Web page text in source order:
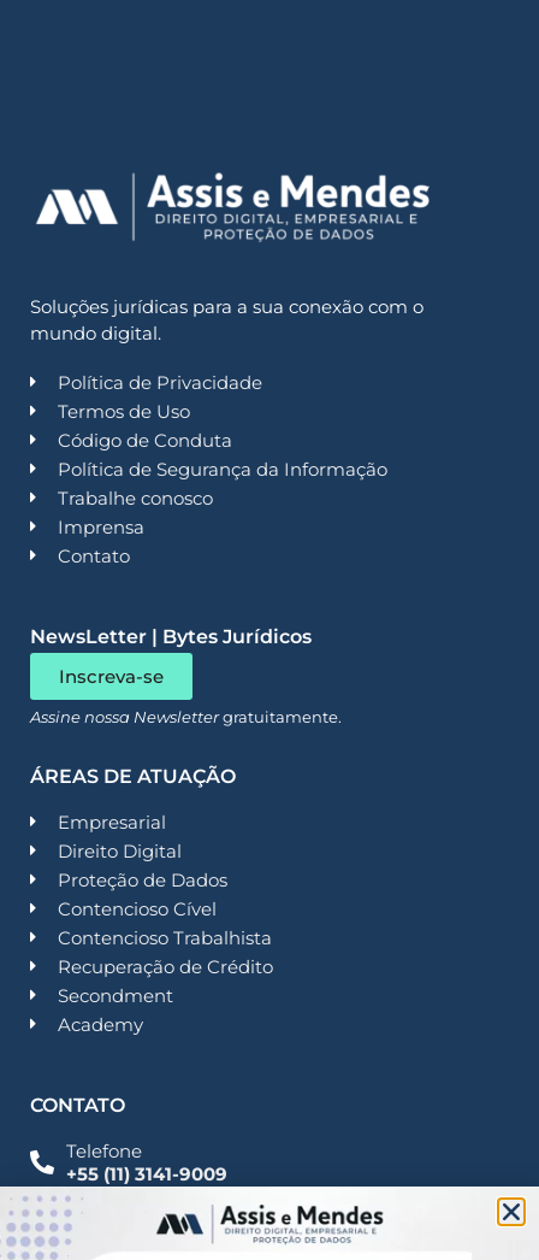
Soluções jurídicas para a sua conexão com o
mundo digital.
Política de Privacidade
Termos de Uso
Código de Conduta
Política de Segurança da Informação
Trabalhe conosco
Imprensa
Contato
NewsLetter | Bytes Jurídicos
Inscreva-se
Assine nossa Newslettergratuitamente.
ÁREAS DE ATUAÇÃO
Empresarial
Direito Digital
Proteção de Dados
Contencioso Cível
Contencioso Trabalhista
Recuperação de Crédito
Secondment
Academy
CONTATO
Telefone
+55 (11) 3141-9009
Imprensa
Fale Conosco